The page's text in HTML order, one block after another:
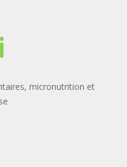
micronutrition et